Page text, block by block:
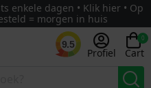
enkele dagen • Klik hier • Op
= morgen in huis
9.5
Profiel
0
Cart